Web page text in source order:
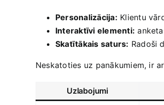
Personalizācija: ‌Klientu
Interaktīvi elementi:
Skatītākais saturs: Radoši
Neskatoties ‍uz panākumiem, ir‍
Uzlabojumi